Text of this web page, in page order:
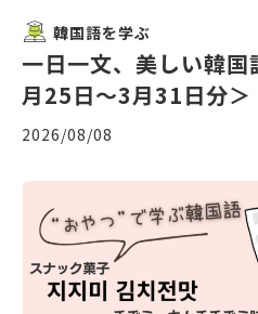
韓国語を学ぶ
一日一文、美しい韓
月25日〜3月31日分＞
2026/08/08